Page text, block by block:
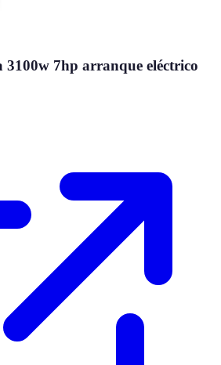
3100w 7hp arranque eléctrico